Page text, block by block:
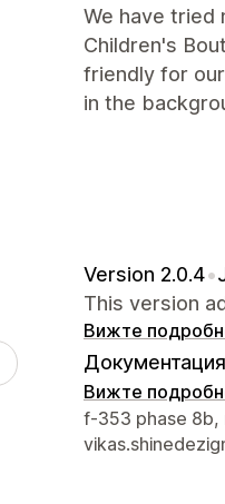
We have tried
Children's
friendly for
in the
Version 2.0.4•
This version
Вижте
Вижте
Данни за
f-353 phase 8b,